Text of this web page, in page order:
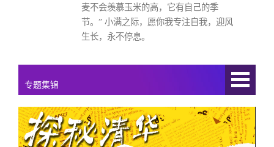
麦不会羡慕玉米的高，它有自己的季
节。” 小满之际，愿你我专注自我，迎风
生长，永不停息。
专题集锦